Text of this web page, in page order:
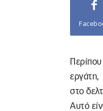
εργάτη,
στο
Αυτό